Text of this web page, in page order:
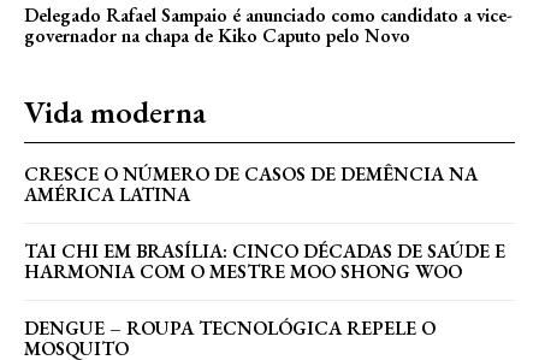
Delegado Rafael Sampaio é anunciado como candidato a vice-
governador na chapa de Kiko Caputo pelo Novo
Vida moderna
CRESCE O NÚMERO DE CASOS DE DEMÊNCIA NA
AMÉRICA LATINA
TAI CHI EM BRASÍLIA: CINCO DÉCADAS DE SAÚDE E
HARMONIA COM O MESTRE MOO SHONG WOO
DENGUE – ROUPA TECNOLÓGICA REPELE O
MOSQUITO